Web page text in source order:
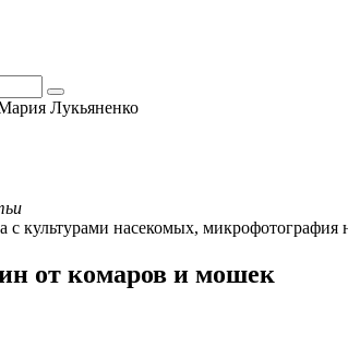
Лукьяненко
с культурами насекомых,
от комаров и мошек